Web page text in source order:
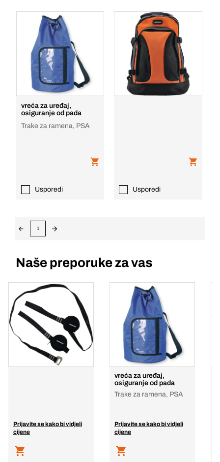
vreća za uređaj,
osiguranje od pada
Trake za ramena, PSA
Usporedi Usporedi
1
Naše preporuke za vas
Prijavite se kako bi vidjeli
cijene
vreća za uređaj,
osiguranje od pada
Trake za ramena, PSA
Prijavite se kako bi vidjeli
cijene